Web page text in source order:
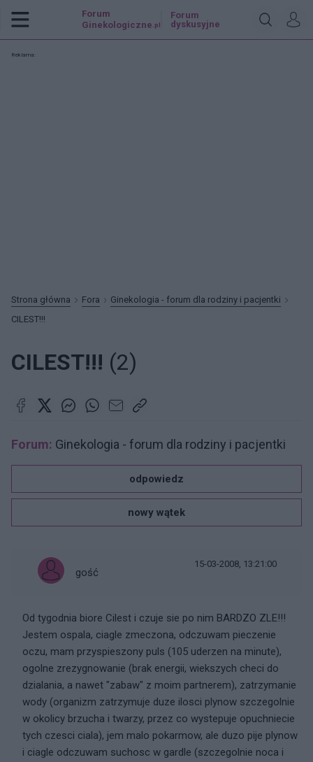
Forum
Ginekologiczne .pl
Forum
dyskusyjne
Reklama:
Strona główna Fora
Ginekologia - forum dla rodziny i pacjentki
CILEST!!!
CILEST!!! (2)
Forum: Ginekologia - forum dla rodziny i pacjentki
odpowiedz
nowy wątek
gość
15-03-2008, 13:21:00
Od tygodnia biore Cilest i czuje sie po nim BARDZO ZLE!!!
Jestem ospala, ciagle zmeczona, odczuwam pieczenie
oczu, mam przyspieszony puls (105 uderzen na minute),
ogolne zrezygnowanie (brak energii, wiekszych checi do
dzialania, a nawet "zabaw" z moim partnerem), zatrzymanie
wody (organizm zatrzymuje duze ilosci plynow szczegolnie
w okolicy brzucha i twarzy, przez co wystepuje opuchniecie
tych czesci ciala), jem malo pokarmow, ale duzo pije plynow
i ciagle odczuwam suchosc w gardle (szczegolnie noca i